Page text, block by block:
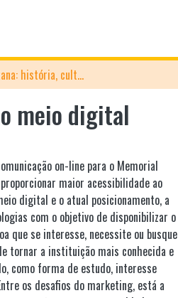
Memorial Attilio Fontana: história, cultura e arte no meio digital
meio digital
on-line para o Memorial
maior acessibilidade ao
digital e o atual posicionamento, a
com o objetivo de disponibilizar o
que se interesse, necessite ou busque
tornar a instituição mais conhecida e
como forma de estudo, interesse
os desafios do marketing, está a